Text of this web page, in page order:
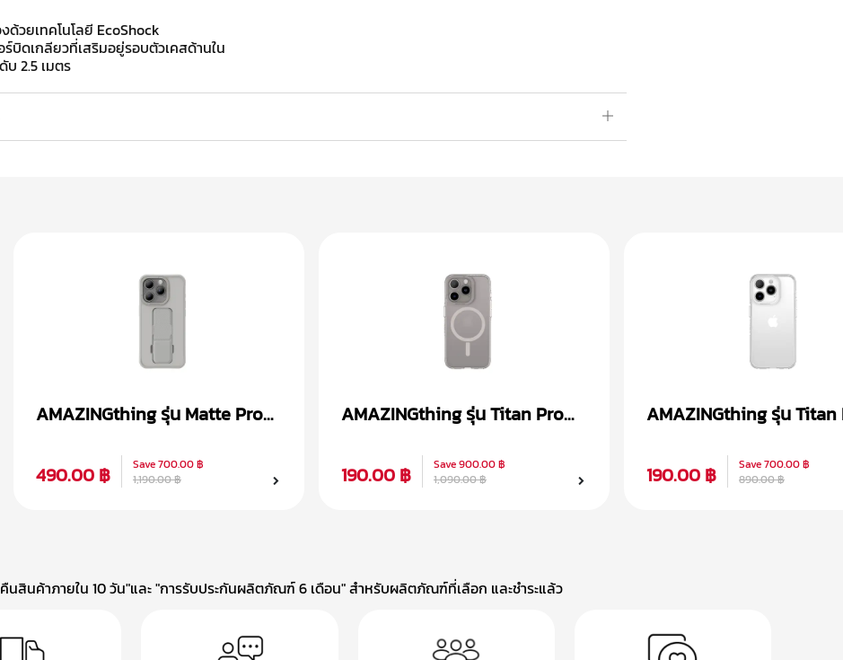
ด้วยเทคโนโลยี EcoShock
บิดเกลียวที่เสริมอยู่รอบตัวเคสด้านใน
บ 2.5 เมตร
AMAZINGthing รุ่น Matte Pro
490.00 ฿
Save700.00 ฿
1,190.00 ฿
AMAZINGthing รุ่น Titan Pro
190.00 ฿
Save900.00 ฿
1,090.00 ฿
AMAZINGthing รุ่น Titan
190.00 ฿
Save700.00 ฿
890.00 ฿
นสินค้าภายใน 10 วัน"และ "การรับประกันผลิตภัณฑ์ 6 เดือน" สำหรับผลิตภัณฑ์ที่เลือก และชำระแล้ว